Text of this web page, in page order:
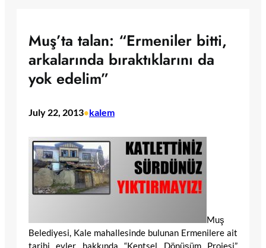
Muş’ta talan: “Ermeniler bitti,
arkalarında bıraktıklarını da
yok edelim”
July 22, 2013•kalem
Muş
Belediyesi, Kale mahallesinde bulunan Ermenilere ait
tarihi evler hakkında “Kentsel Dönüşüm Projesi”